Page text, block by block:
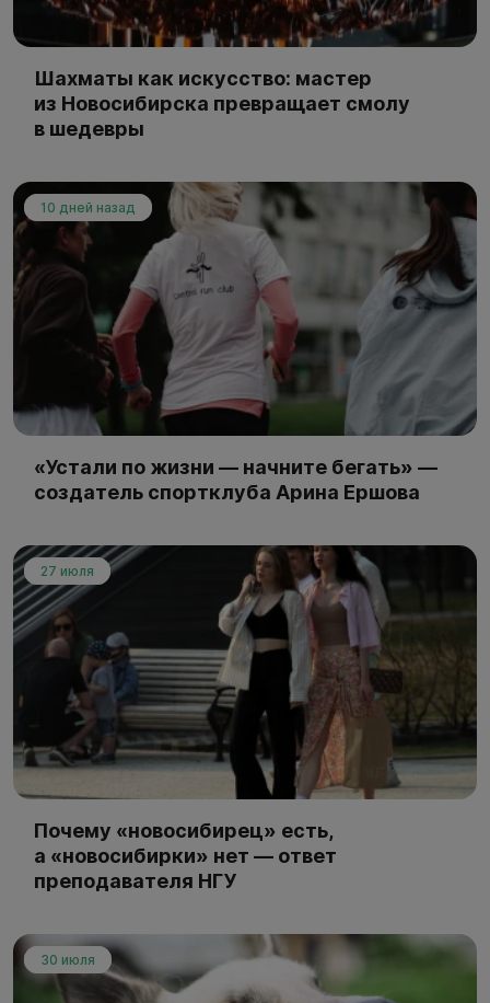
Шахматы как искусство: мастер
из Новосибирска превращает смолу
в шедевры
10 дней назад
«Устали по жизни — начните бегать» —
создатель спортклуба Арина Ершова
27 июля
Почему «новосибирец» есть,
а «новосибирки» нет — ответ
преподавателя НГУ
30 июля